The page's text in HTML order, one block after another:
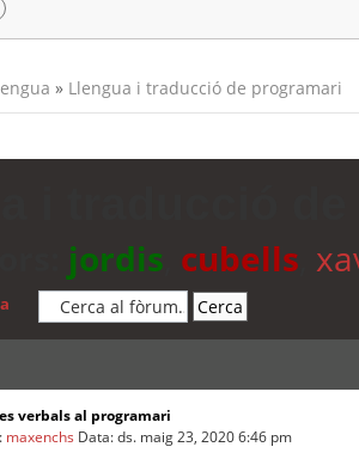
» Llengua i traducció de programari
jordis cubells
verbals al programari
maxenchs Data: ds. maig 23, 2020 6:46 pm